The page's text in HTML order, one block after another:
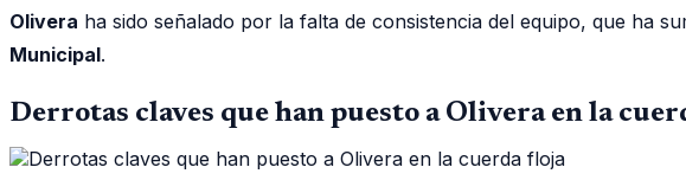
Olivera ha sido señalado por la falta de consistencia del equipo, que ha
Municipal.
Derrotas claves que han puesto a Olivera en la